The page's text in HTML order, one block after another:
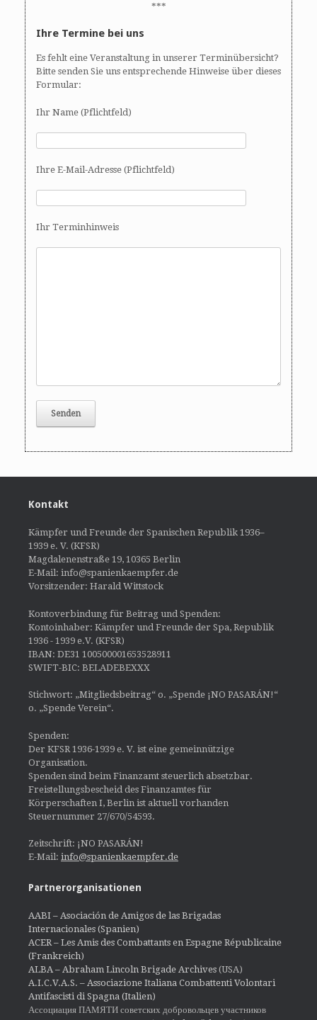
***
Ihre Termine bei uns
Es fehlt eine Veranstaltung in unserer Terminübersicht?
Bitte senden Sie uns entsprechende Hinweise über dieses
Formular:
Ihr Name (Pflichtfeld)
Ihre E-Mail-Adresse (Pflichtfeld)
Ihr Terminhinweis
Kontakt
Kämpfer und Freunde der Spanischen Republik 1936–
1939 e. V. (KFSR)
Magdalenenstraße 19, 10365 Berlin
E-Mail: info@spanienkaempfer.de
Vorsitzender: Harald Wittstock
Kontoverbindung für Beitrag und Spenden:
Kontoinhaber: Kämpfer und Freunde der Spa, Republik
1936 - 1939 e.V. (KFSR)
IBAN: DE31 100500001653528911
SWIFT-BIC: BELADEBEXXX
Stichwort: „Mitgliedsbeitrag“ o. „Spende ¡NO PASARÁN!“
o. „Spende Verein“.
Spenden:
Der KFSR 1936-1939 e. V. ist eine gemeinnützige
Organisation.
Spenden sind beim Finanzamt steuerlich absetzbar.
Freistellungsbescheid des Finanzamtes für
Körperschaften I, Berlin ist aktuell vorhanden
Steuernummer 27/670/54593.
Zeitschrift: ¡NO PASARÁN!
E-Mail: info@spanienkaempfer.de
Partnerorganisationen
AABI – Asociación de Amigos de las Brigadas
Internacionales (Spanien)
ACER – Les Amis des Combattants en Espagne Républicaine
(Frankreich)
ALBA – Abraham Lincoln Brigade Archives (USA)
A.I.C.V.A.S. – Associazione Italiana Combattenti Volontari
Antifascisti di Spagna (Italien)
Ассоциация ПАМЯТИ советских добровольцев участников